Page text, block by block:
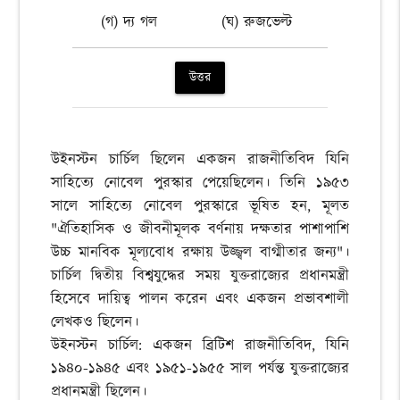
(গ) দ্য গল (ঘ) রুজভেল্ট
উত্তর
উইনস্টন চার্চিল ছিলেন একজন রাজনীতিবিদ যিনি
সাহিত্যে নোবেল পুরস্কার পেয়েছিলেন। তিনি ১৯৫৩
সালে সাহিত্যে নোবেল পুরস্কারে ভূষিত হন, মূলত
"ঐতিহাসিক ও জীবনীমূলক বর্ণনায় দক্ষতার পাশাপাশি
উচ্চ মানবিক মূল্যবোধ রক্ষায় উজ্জ্বল বাগ্মীতার জন্য"।
চার্চিল দ্বিতীয় বিশ্বযুদ্ধের সময় যুক্তরাজ্যের প্রধানমন্ত্রী
হিসেবে দায়িত্ব পালন করেন এবং একজন প্রভাবশালী
লেখকও ছিলেন।
উইনস্টন চার্চিল: একজন ব্রিটিশ রাজনীতিবিদ, যিনি
১৯৪০-১৯৪৫ এবং ১৯৫১-১৯৫৫ সাল পর্যন্ত যুক্তরাজ্যের
প্রধানমন্ত্রী ছিলেন।